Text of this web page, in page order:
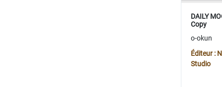
DAILY
Copy
o-okun
Éditeur :
Studio